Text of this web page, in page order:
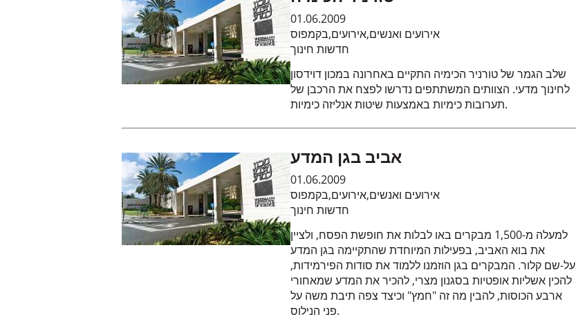
01.06.2009
אירועים ואנשים,אירועים,בקמפוס
חדשות חינוך
שלב הגמר של טורניר הכימיה התקיים באחרונה במכון דוידסון
לחינוך מדעי. הצוותים המשתתפים נדרשו לפצח את הרכבן של
תערובות כימיות באמצעות שיטות אנליזה כימיות.
אביב בגן המדע
01.06.2009
אירועים ואנשים,אירועים,בקמפוס
חדשות חינוך
למעלה מ-1,500 מבקרים באו לבלות את חופשת הפסח, ולציין
את בוא האביב, בפעילות המיוחדת שהתקיימה בגן המדע
על-שם קלור. המבקרים בגן הוזמנו ללמוד את סודות הפירמידות,
להכין אשליות אופטיות בסגנון מצרי, להכיר את המדע שמאחורי
ארבע הכוסות, להבין מה זה "חמץ" וכיצד צפה תיבת משה על
פני הנילוס.